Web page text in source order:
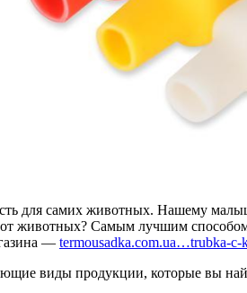
для самих животных. Нашему
от животных? Самым лучшим
— termousadka.com.ua…trubka-c-
виды продукции, которые вы